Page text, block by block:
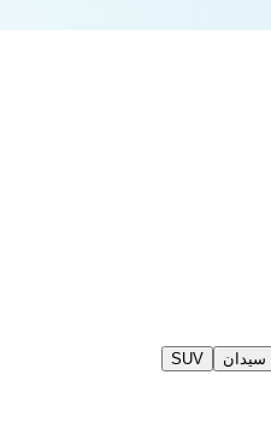
سيدان SUV